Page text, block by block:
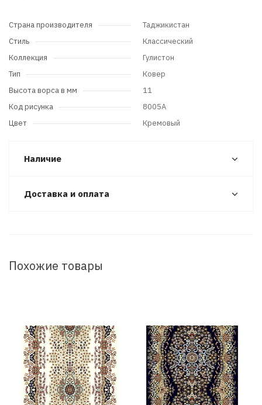
Страна производителя
Таджикистан
Стиль
Классический
Коллекция
Гулистон
Тип
Ковер
Высота ворса в мм
11
Код рисунка
8005A
Цвет
Кремовый
Наличие
Доставка и оплата
Похожие товары